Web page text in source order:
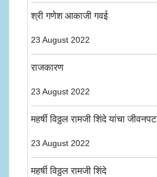
श्री गणेश आकाजी गवई
23 August 2022
राजकारण
23 August 2022
महर्षी विठ्ठल रामजी शिंदे यांचा जीवनपट
23 August 2022
महर्षी विठ्ठल रामजी शिंदे